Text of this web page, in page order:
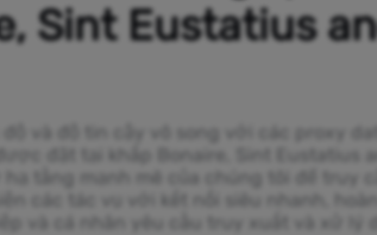
Sint Eustatius
độ và độ tin cậy vô song với các proxy
đặt tại khắp Bonaire, Sint Eustatius
hạ tầng mạnh mẽ của chúng tôi để truy
các tác vụ với kết nối siêu nhanh, hoàn
và cá nhân yêu cầu truy xuất và xử lý